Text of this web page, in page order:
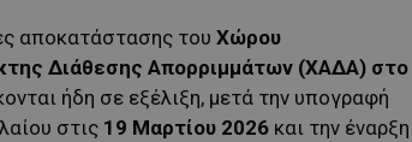
αποκατάστασης του Χώρου
Διάθεσης Απορριμμάτων (ΧΑΔΑ) στο
ήδη σε εξέλιξη, μετά την υπογραφή
στις 19 Μαρτίου 2026 και την έναρξη